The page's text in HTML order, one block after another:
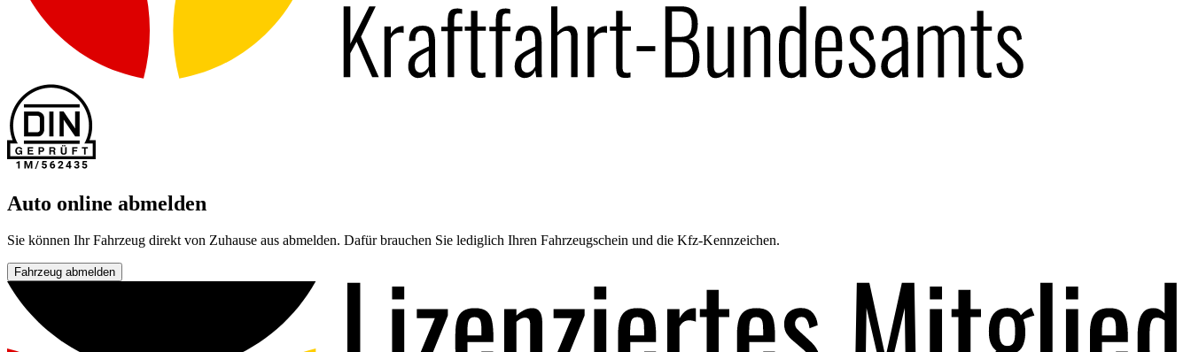
Auto online abmelden
Sie können Ihr Fahrzeug direkt von Zuhause aus abmelden. Dafür brauchen Sie lediglich Ihren Fahrzeugschein und die Kfz-Kennzeichen.
Fahrzeug abmelden